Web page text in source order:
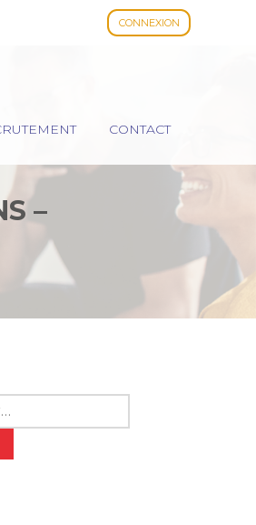
CONNEXION
CONTACT
–